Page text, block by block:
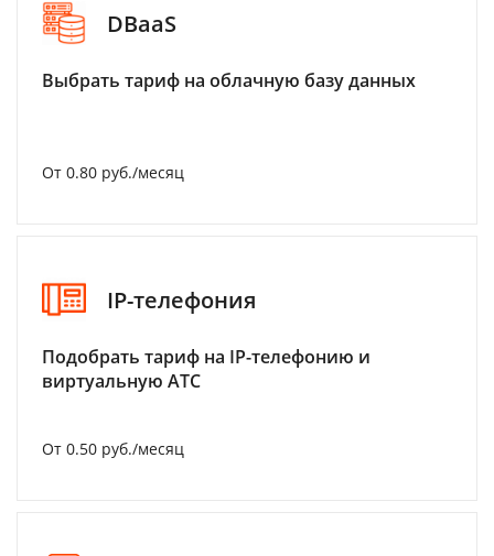
DBaaS
Выбрать тариф на облачную базу данных
От 0.80 руб./месяц
IP-телефония
Подобрать тариф на IP-телефонию и
виртуальную АТС
От 0.50 руб./месяц